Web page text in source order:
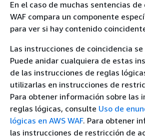
En el caso de muchas sentencias de
WAF compara un componente
para ver si hay contenido
Las instrucciones de coincidencia
Puede anidar cualquiera de estas
de las instrucciones de reglas
utilizarlas en instrucciones de
Para obtener información sobre las
reglas lógicas, consulte Uso de
lógicas en AWS WAF. Para obtener
las instrucciones de restricción de